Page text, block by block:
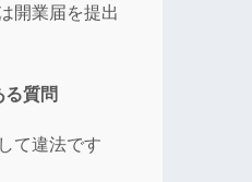
開業届を提出
質問
て違法です